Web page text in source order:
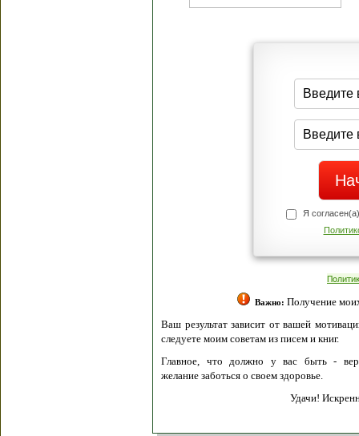
Я
Важно: Получение
Ваш результат зависит от вашей
следуете моим советам из писем и книг.
Главное, что должно у вас быть -
желание заботься о своем здоровье.
Удачи!